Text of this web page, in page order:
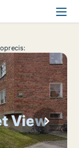
View